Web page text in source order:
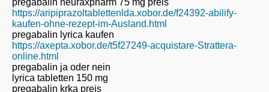
https://aripiprazoltablettenlda.xobor.de/f24392-abilify-
kaufen-ohne-rezept-im-Ausland.html
pregabalin lyrica kaufen
https://axepta.xobor.de/t5f27249-acquistare-Strattera-
online.html
pregabalin ja oder nein
lyrica tabletten 150 mg
pregabalin krka preis